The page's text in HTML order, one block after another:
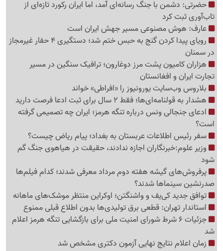
حضرتی: دشمن با جنگ رسانه‌ای آمد، اما ایران رکورد تازه‌ای از
تاب‌آوری ثبت کرد
عارف: هوش مصنوعی مسیر جهش ایران است
رویای پیدا کردن گنج به حبس ختم شد؛ دستگیری 4 حفار غیرمجاز
در سمنان
هزاران کامیون پشت مرز دوغارون؛ ترافیک سنگین در مسیر
تجارت ایران و افغانستان
بلاروس وب‌سایت یورونیوز را «افراطی» خواند
هشدار به قولنامه‌ای‌ها؛ فقط 2 سال برای ثبت ادعا فرصت دارید
ادعای جنجالی ونس درباره تنگه هرمز؛ ایران چه تصمیمی گرفته
است؟
سفر رئیس اطلاعات عربستان به بغداد؛ پیام ریاض چیست؟
وزیر علوم:خبرنگاران اجازه ندادند، حقیقت در هیاهوی جنگ گم
شود
پرفروش‌های گیشه هفته دوم مرداد معرفی شدند؛ کدام فیلم‌ها
صدرنشین سینماها شدند؟
توافق جدید کی‌یف و واشنگتن؛ اوکراین منتظر موشک‌های ماهانه
استاندار تهران: قطعی برق تولیدی‌ها بدون اطلاع قبلی ممنوع
جزئیات 6 شرط شورای امنیت ملی برای بازگشایی تنگه هرمز اعلام
شد
زمان اعلام نتایج نهایی آزمون دکتری مشخص شد